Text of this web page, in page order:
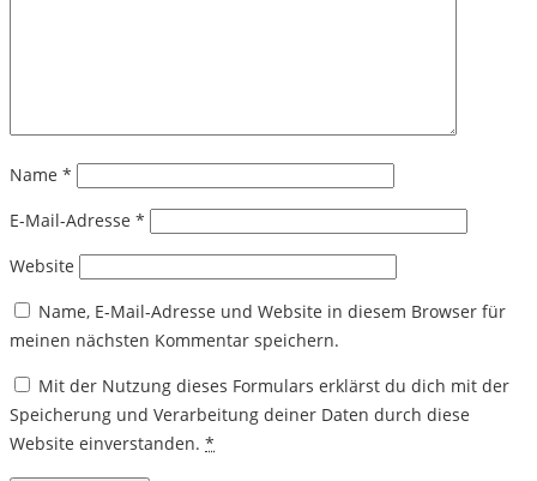
Name *
E-Mail-Adresse *
Website
Name, E-Mail-Adresse und Website in diesem Browser für
meinen nächsten Kommentar speichern.
Mit der Nutzung dieses Formulars erklärst du dich mit der
Speicherung und Verarbeitung deiner Daten durch diese
Website einverstanden. *